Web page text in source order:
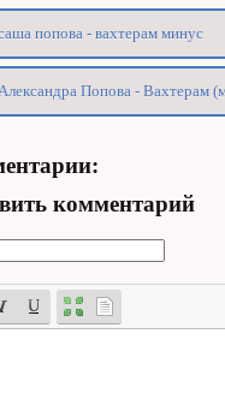
попова - вахтерам минус
Попова - Вахтерам
комментарий